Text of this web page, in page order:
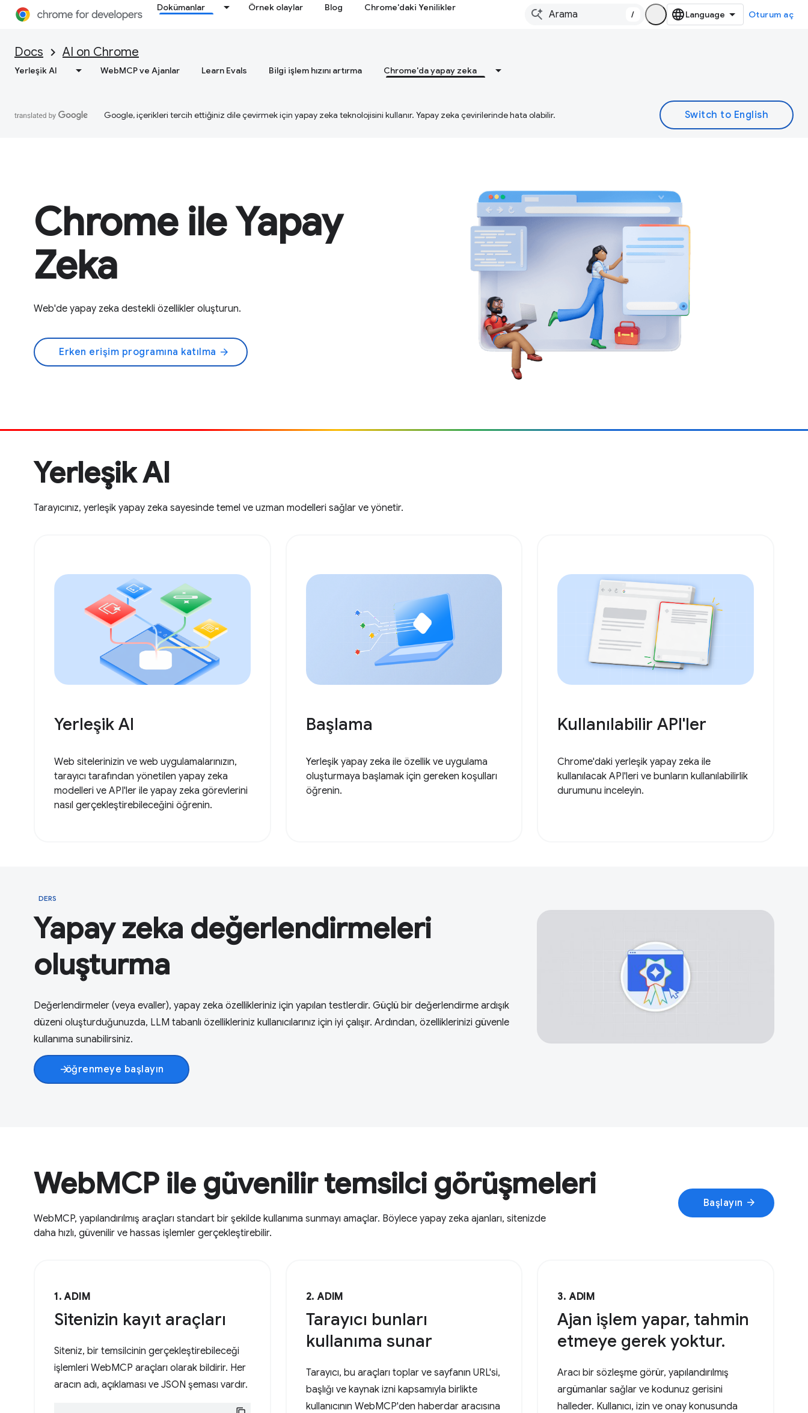
Dokümanlar Örnek olaylar Blog Chrome'daki Yenilikler
/ Oturum aç
Docs AI on Chrome
Yerleşik AI WebMCP ve Ajanlar Learn Evals Bilgi işlem hızını artırma Chrome'da yapay zeka
Google, içerikleri tercih ettiğiniz dile çevirmek için yapay zeka teknolojisini kullanır. Yapay zeka çevirilerinde hata olabilir.
Chrome ile Yapay
Zeka
Web'de yapay zeka destekli özellikler oluşturun.
Erken erişim programına katılma arrow_forward
Yerleşik AI
Tarayıcınız, yerleşik yapay zeka sayesinde temel ve uzman modelleri sağlar ve yönetir.
Yerleşik AI
Web sitelerinizin ve web uygulamalarınızın,
tarayıcı tarafından yönetilen yapay zeka
modelleri ve API'ler ile yapay zeka görevlerini
nasıl gerçekleştirebileceğini öğrenin.
Başlama
Yerleşik yapay zeka ile özellik ve uygulama
oluşturmaya başlamak için gereken koşulları
öğrenin.
Kullanılabilir API'ler
Chrome'daki yerleşik yapay zeka ile
kullanılacak API'leri ve bunların kullanılabilirlik
durumunu inceleyin.
DERS
Yapay zeka değerlendirmeleri
oluşturma
Değerlendirmeler (veya evaller), yapay zeka özellikleriniz için yapılan testlerdir. Güçlü bir değerlendirme ardışık
düzeni oluşturduğunuzda, LLM tabanlı özellikleriniz kullanıcılarınız için iyi çalışır. Ardından, özelliklerinizi güvenle
kullanıma sunabilirsiniz.
arrow_forward
öğrenmeye başlayın
WebMCP ile güvenilir temsilci görüşmeleri
WebMCP, yapılandırılmış araçları standart bir şekilde kullanıma sunmayı amaçlar. Böylece yapay zeka ajanları, sitenizde
daha hızlı, güvenilir ve hassas işlemler gerçekleştirebilir.
Başlayın arrow_forward
1. ADIM
Sitenizin kayıt araçları
Siteniz, bir temsilcinin gerçekleştirebileceği
işlemleri WebMCP araçları olarak bildirir. Her
aracın adı, açıklaması ve JSON şeması vardır.
2. ADIM
Tarayıcı bunları
kullanıma sunar
Tarayıcı, bu araçları toplar ve sayfanın URL'si,
başlığı ve kaynak izni kapsamıyla birlikte
kullanıcının WebMCP'den haberdar aracısına
3. ADIM
Ajan işlem yapar, tahmin
etmeye gerek yoktur.
Aracı bir sözleşme görür, yapılandırılmış
argümanlar sağlar ve kodunuz gerisini
halleder. Kullanıcı, izin ve onay konusunda